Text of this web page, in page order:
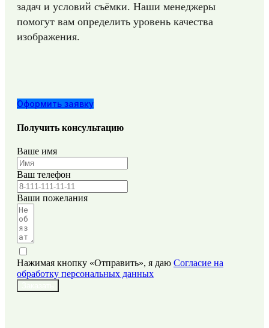
задач и условий съёмки. Наши менеджеры
помогут вам определить уровень качества
изображения.
Оформить заявку
Получить консультацию
Ваше имя
Ваш телефон
Ваши пожелания
Нажимая кнопку «Отправить», я даю Согласие на
обработку персональных данных